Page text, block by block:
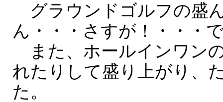
グラウンドゴルフの盛
ん・・・さすが！・・・
また、ホールインワン
れたりして盛り上がり、
た。